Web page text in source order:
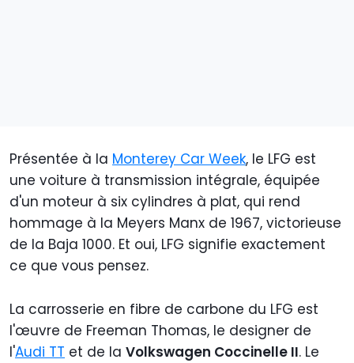
Présentée à la Monterey Car Week, le LFG est
une voiture à transmission intégrale, équipée
d'un moteur à six cylindres à plat, qui rend
hommage à la Meyers Manx de 1967, victorieuse
de la Baja 1000. Et oui, LFG signifie exactement
ce que vous pensez.
La carrosserie en fibre de carbone du LFG est
l'œuvre de Freeman Thomas, le designer de
l'Audi TT et de la Volkswagen Coccinelle II. Le